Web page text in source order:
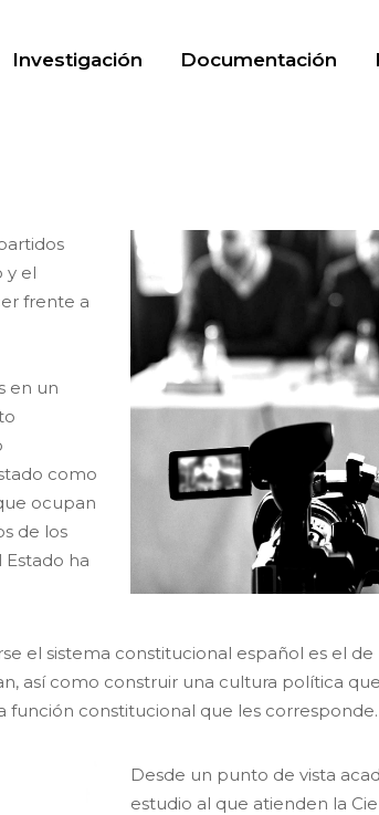
Investigación Documentación
y el
frente a
en un
como
ocupan
de los
ha
el sistema constitucional español es el
así como construir una cultura política
constitucional que les corresponde.
Desde un punto de vista
estudio al que atienden la